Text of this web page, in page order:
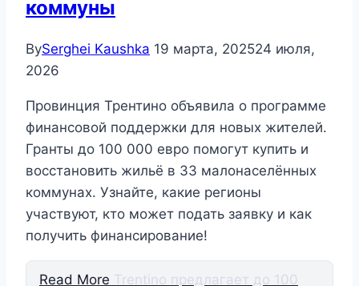
коммуны
BySerghei Kaushka 19 марта, 202524 июля,
2026
Провинция Трентино объявила о программе
финансовой поддержки для новых жителей.
Гранты до 100 000 евро помогут купить и
восстановить жильё в 33 малонаселённых
коммунах. Узнайте, какие регионы
участвуют, кто может подать заявку и как
получить финансирование!
Read More Trentino предлагает до 100